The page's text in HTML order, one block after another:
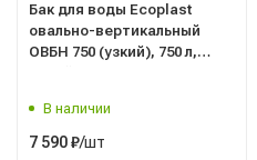
Бак для воды Ecoplast
овально-вертикальный
ОВБН 750 (узкий), 750 л,
В наличии
7 590₽/шт